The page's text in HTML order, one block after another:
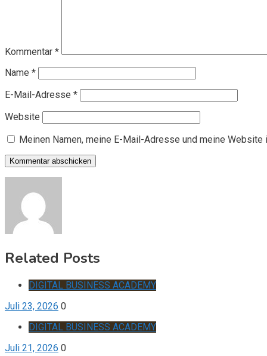
Kommentar *
Name *
E-Mail-Adresse *
Website
Meinen Namen, meine E-Mail-Adresse und meine
Related Posts
DIGITAL BUSINESS ACADEMY
Juli 23, 2026 0
DIGITAL BUSINESS ACADEMY
Juli 21, 2026 0